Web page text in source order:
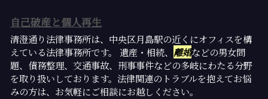
自己破産と個人再生
清澄通り法律事務所は、中央区月島駅の近くにオフィスを構
えている法律事務所です。 遺産・相続、 離婚などの男女問
題、債務整理、交通事故、刑事事件などの多岐にわたる分野
を取り扱いしております。法律関連のトラブルを抱えてお悩
みの方は、お気軽にご相談にお越しください。